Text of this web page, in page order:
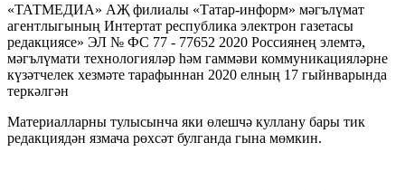
«ТАТМЕДИА» АҖ филиалы «Татар-информ» мәгълүмат
агентлыгының Интертат республика электрон газетасы
редакциясе» ЭЛ № ФС 77 - 77652 2020 Россиянең элемтә,
мәгълүмати технологияләр һәм гаммәви коммуникацияләрне
күзәтчелек хезмәте тарафыннан 2020 елның 17 гыйнварында
теркәлгән
Материалларны тулысынча яки өлешчә куллану бары тик
редакциядән язмача рөхсәт булганда гына мөмкин.